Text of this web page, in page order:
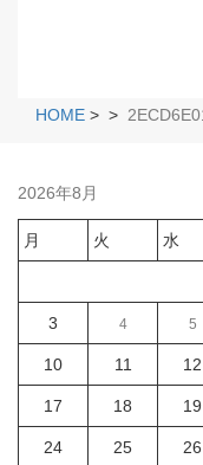
HOME > >
2026年8月
月 火 水
3 4 5
10 11 12
17 18 19
24 25 26